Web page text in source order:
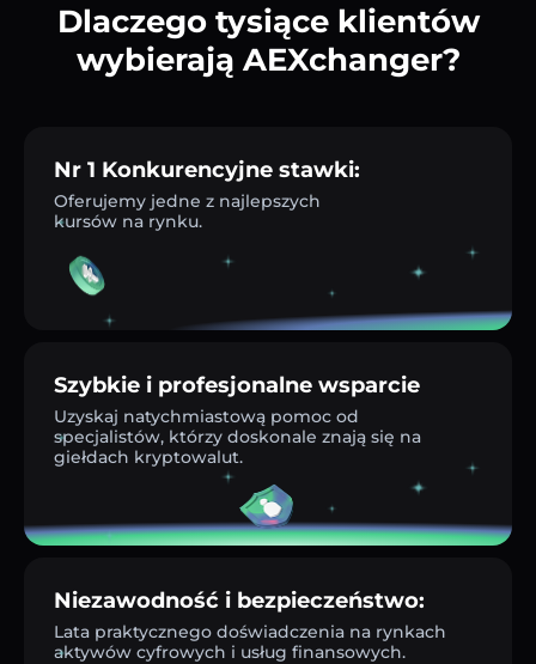
Dlaczego tysiące klientów
wybierają AEXchanger?
Nr 1 Konkurencyjne stawki:
Oferujemy jedne z najlepszych
kursów na rynku.
Szybkie i profesjonalne wsparcie
Uzyskaj natychmiastową pomoc od
specjalistów, którzy doskonale znają się na
giełdach kryptowalut.
Niezawodność i bezpieczeństwo:
Lata praktycznego doświadczenia na rynkach
aktywów cyfrowych i usług finansowych.